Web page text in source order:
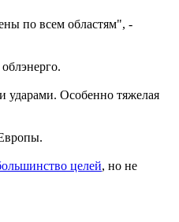
по всем областям", -
ударами. Особенно тяжелая
целей, но не